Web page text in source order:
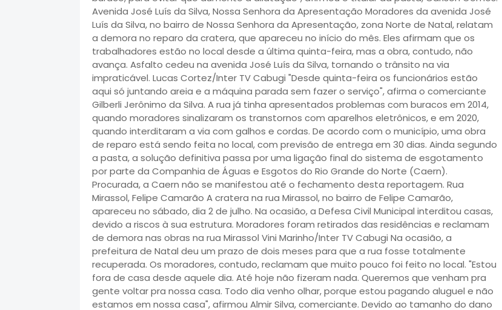
Avenida José Luís da Silva, Nossa Senhora da Apresentação Moradores da avenida José
Luís da Silva, no bairro de Nossa Senhora da Apresentação, zona Norte de Natal, relatam
a demora no reparo da cratera, que apareceu no início do mês. Eles afirmam que os
trabalhadores estão no local desde a última quinta-feira, mas a obra, contudo, não
avança. Asfalto cedeu na avenida José Luís da Silva, tornando o trânsito na via
impraticável. Lucas Cortez/Inter TV Cabugi "Desde quinta-feira os funcionários estão
aqui só juntando areia e a máquina parada sem fazer o serviço", afirma o comerciante
Gilberli Jerônimo da Silva. A rua já tinha apresentados problemas com buracos em 2014,
quando moradores sinalizaram os transtornos com aparelhos eletrônicos, e em 2020,
quando interditaram a via com galhos e cordas. De acordo com o município, uma obra
de reparo está sendo feita no local, com previsão de entrega em 30 dias. Ainda segundo
a pasta, a solução definitiva passa por uma ligação final do sistema de esgotamento
por parte da Companhia de Águas e Esgotos do Rio Grande do Norte (Caern).
Procurada, a Caern não se manifestou até o fechamento desta reportagem. Rua
Mirassol, Felipe Camarão A cratera na rua Mirassol, no bairro de Felipe Camarão,
apareceu no sábado, dia 2 de julho. Na ocasião, a Defesa Civil Municipal interditou casas,
devido a riscos à sua estrutura. Moradores foram retirados das residências e reclamam
de demora nas obras na rua Mirassol Vini Marinho/Inter TV Cabugi Na ocasião, a
prefeitura de Natal deu um prazo de dois meses para que a rua fosse totalmente
recuperada. Os moradores, contudo, reclamam que muito pouco foi feito no local. "Estou
fora de casa desde aquele dia. Até hoje não fizeram nada. Queremos que venham pra
gente voltar pra nossa casa. Todo dia venho olhar, porque estou pagando aluguel e não
estamos em nossa casa", afirmou Almir Silva, comerciante. Devido ao tamanho do dano